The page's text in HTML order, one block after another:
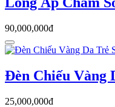
90,000,000đ
Đèn Chiếu Vàng
25,000,000đ